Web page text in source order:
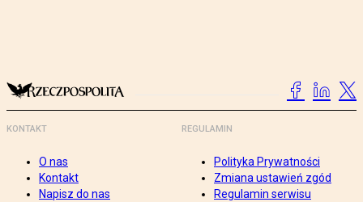
KONTAKT
O nas
Kontakt
Napisz do nas
REGULAMIN
Polityka Prywatności
Zmiana ustawień zgód
Regulamin serwisu